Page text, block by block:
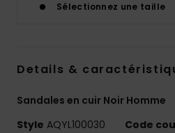
Sélectionnez une taille
Details &
Sandales en cuir Noir Homme
Style AQYL100030 Code